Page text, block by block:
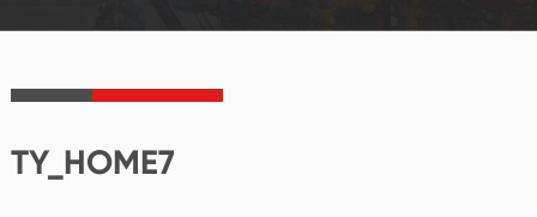
TY_HOME7